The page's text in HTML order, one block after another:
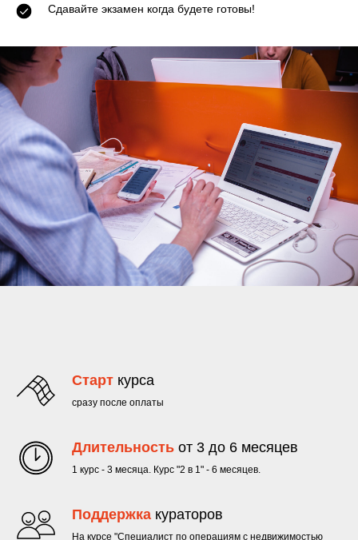
Сдавайте экзамен когда будете готовы!
Старт курса
сразу после оплаты
Длительность от 3 до 6 месяцев
1 курс - 3 месяца. Курс "2 в 1" - 6 месяцев.
Поддержка кураторов
На курсе "Специалист по операциям с недвижимостью